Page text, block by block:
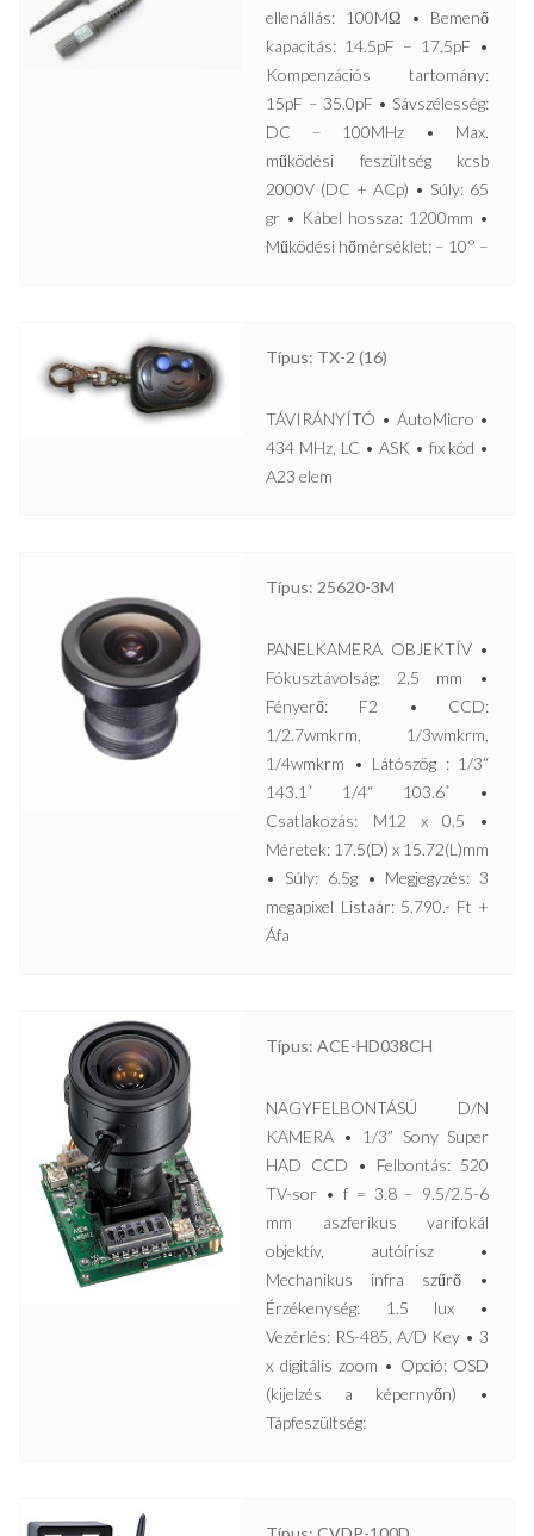
ellenállás: 100MΩ • Bemenő
kapacitás: 14.5pF – 17.5pF •
Kompenzációs tartomány:
15pF – 35.0pF • Sávszélesség:
DC – 100MHz • Max.
működési feszültség kcsb
2000V (DC + ACp) • Súly: 65
gr • Kábel hossza: 1200mm •
Működési hőmérséklet: – 10° –
Típus: TX-2 (16)
TÁVIRÁNYÍTÓ • AutoMicro •
434 MHz, LC • ASK • fix kód •
A23 elem
Típus: 25620-3M
PANELKAMERA OBJEKTÍV •
Fókusztávolság: 2,5 mm •
Fényerő: F2 • CCD:
1/2.7wmkrm, 1/3wmkrm,
1/4wmkrm • Látószög : 1/3“
143.1˚ 1/4“ 103.6˚ •
Csatlakozás: M12 x 0.5 •
Méretek: 17.5(D) x 15.72(L)mm
• Súly: 6.5g • Megjegyzés: 3
megapixel Listaár: 5.790.- Ft +
Áfa
Típus: ACE-HD038CH
NAGYFELBONTÁSÚ D/N
KAMERA • 1/3” Sony Super
HAD CCD • Felbontás: 520
TV-sor • f = 3.8 – 9.5/2.5-6
mm aszferikus varifokál
objektív, autóírisz •
Mechanikus infra szűrő •
Érzékenység: 1.5 lux •
Vezérlés: RS-485, A/D Key • 3
x digitális zoom • Opció: OSD
(kijelzés a képernyőn) •
Tápfeszültség: